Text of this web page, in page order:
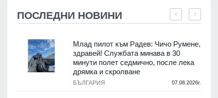
ПОСЛЕДНИ НОВИНИ
Млад пилот към Радев: Чичо Румене,
здравей! Службата минава в 30
минути полет седмично, после лека
дрямка и скролване
БЪЛГАРИЯ 07.08.2026г.